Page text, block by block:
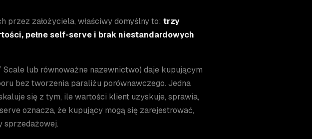
założyciela, właściwy domyślny to: trzy
pełne self-serve i brak niestandardowych
lub równoważne nazewnictwo) daje kupującym
bez tworzenia paraliżu porównawczego. Jedna
się z tym, ile wartości klient uzyskuje, sprawia,
oznacza, że kupujący mogą się zarejestrować,
sprzedażowej.